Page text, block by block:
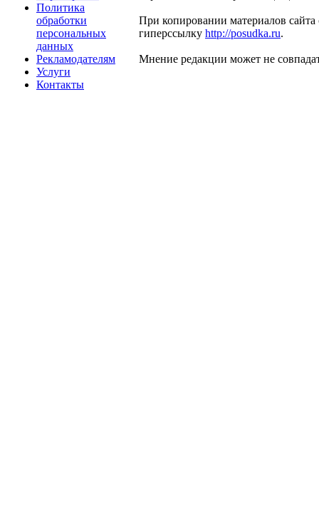
Политика
обработки
персональных
данных
Рекламодателям
Услуги
Контакты
При копировании материалов сайта
гиперссылку http://posudka.ru.
Мнение редакции может не